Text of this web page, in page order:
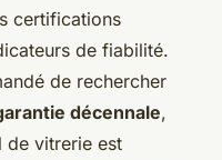
certifications
de fiabilité.
de rechercher
décennale,
de vitrerie est